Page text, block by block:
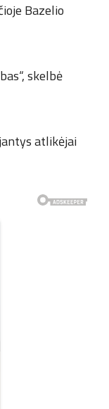
Bazelio
skelbė
atlikėjai